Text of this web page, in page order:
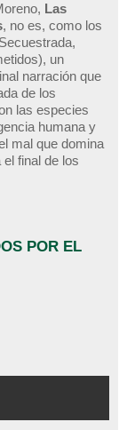
Las
, no es, como los
un
narración que
de los
las especies
humana y
mal que domina
final de los
POR EL